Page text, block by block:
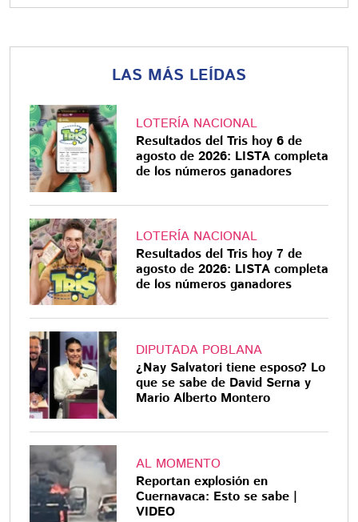
LAS MÁS LEÍDAS
LOTERÍA NACIONAL
Resultados del Tris hoy 6 de
agosto de 2026: LISTA completa
de los números ganadores
LOTERÍA NACIONAL
Resultados del Tris hoy 7 de
agosto de 2026: LISTA completa
de los números ganadores
DIPUTADA POBLANA
¿Nay Salvatori tiene esposo? Lo
que se sabe de David Serna y
Mario Alberto Montero
AL MOMENTO
Reportan explosión en
Cuernavaca: Esto se sabe |
VIDEO